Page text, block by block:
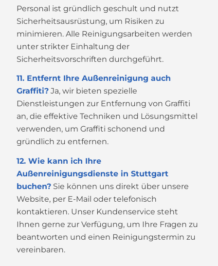
Personal ist gründlich geschult und nutzt
Sicherheitsausrüstung, um Risiken zu
minimieren. Alle Reinigungsarbeiten werden
unter strikter Einhaltung der
Sicherheitsvorschriften durchgeführt.
11. Entfernt Ihre Außenreinigung auch
Graffiti?Ja, wir bieten spezielle
Dienstleistungen zur Entfernung von Graffiti
an, die effektive Techniken und Lösungsmittel
verwenden, um Graffiti schonend und
gründlich zu entfernen.
12. Wie kann ich Ihre
Außenreinigungsdienste in Stuttgart
buchen?Sie können uns direkt über unsere
Website, per E-Mail oder telefonisch
kontaktieren. Unser Kundenservice steht
Ihnen gerne zur Verfügung, um Ihre Fragen zu
beantworten und einen Reinigungstermin zu
vereinbaren.